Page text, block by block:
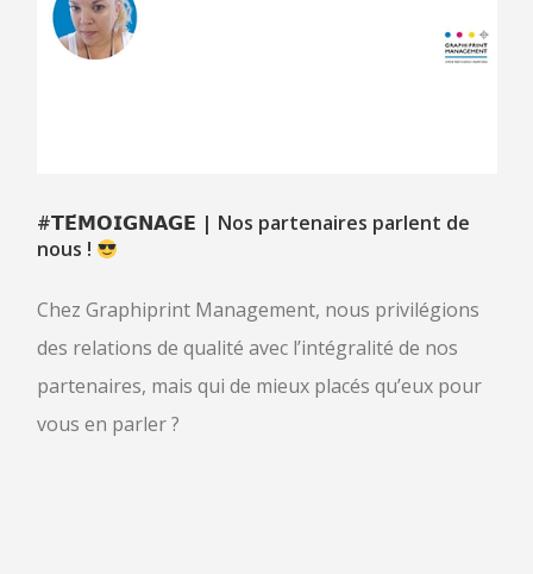
TÉMOIGNAGES
#𝗧𝗘́𝗠𝗢𝗜𝗚𝗡𝗔𝗚𝗘 | Nos partenaires parlent de
nous !
Chez Graphiprint Management, nous privilégions
des relations de qualité avec l’intégralité de nos
partenaires, mais qui de mieux placés qu’eux pour
vous en parler ?